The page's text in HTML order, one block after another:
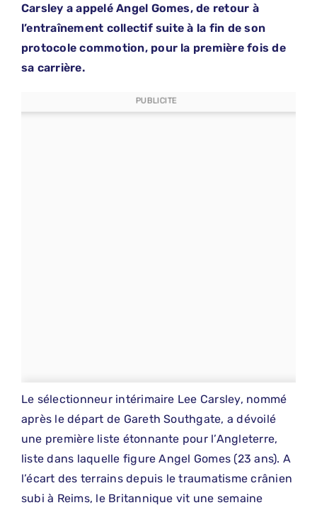
Carsley a appelé Angel Gomes, de retour à
l’entraînement collectif suite à la fin de son
protocole commotion, pour la première fois de
sa carrière.
PUBLICITE
Le sélectionneur intérimaire Lee Carsley, nommé
après le départ de Gareth Southgate, a dévoilé
une première liste étonnante pour l’Angleterre,
liste dans laquelle figure Angel Gomes (23 ans). A
l’écart des terrains depuis le traumatisme crânien
subi à Reims, le Britannique vit une semaine